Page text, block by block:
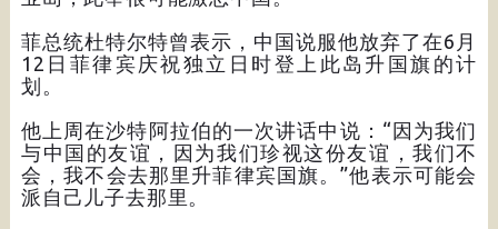
菲总统杜特尔特曾表示，中国说服他放弃了在6月
12日菲律宾庆祝独立日时登上此岛升国旗的计
划。
他上周在沙特阿拉伯的一次讲话中说：“因为我们
与中国的友谊，因为我们珍视这份友谊，我们不
会，我不会去那里升菲律宾国旗。”他表示可能会
派自己儿子去那里。